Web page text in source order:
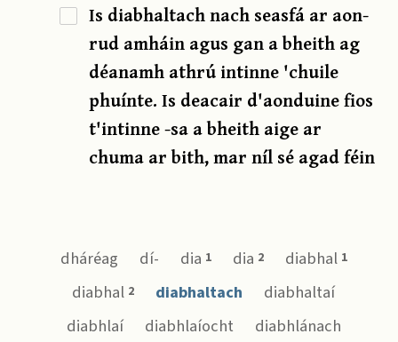
Is diabhaltach nach seasfá ar aon-
rud amháin agus gan a bheith ag
déanamh athrú intinne 'chuile
phuínte. Is deacair d'aonduine fios
t'intinne -sa a bheith aige ar
chuma ar bith, mar níl sé agad féin
dháréag dí- dia 1 dia 2 diabhal 1
diabhal 2 diabhaltach
diabhaltaí
diabhlaí
diabhlaíocht
diabhlánach